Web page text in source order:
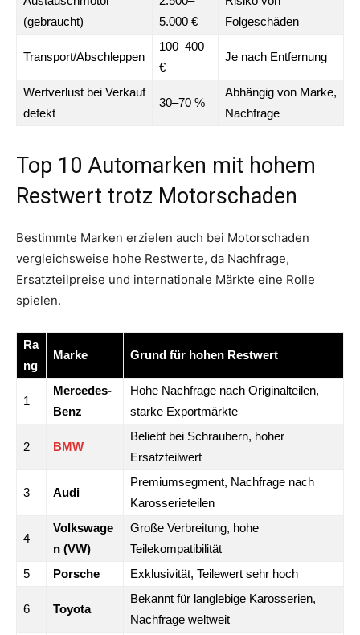
(gebraucht)
5.000 €
Folgeschäden
Transport/Abschleppen
100–400
€
Je nach Entfernung
Wertverlust bei Verkauf
defekt
30–70 %
Abhängig von Marke,
Nachfrage
Top 10 Automarken mit hohem
Restwert trotz Motorschaden
Bestimmte Marken erzielen auch bei Motorschaden
vergleichsweise hohe Restwerte, da Nachfrage,
Ersatzteilpreise und internationale Märkte eine Rolle
spielen.
Ra
ng
Marke Grund für hohen Restwert
1
Mercedes-
Benz
Hohe Nachfrage nach Originalteilen,
starke Exportmärkte
2 BMW
Beliebt bei Schraubern, hoher
Ersatzteilwert
3 Audi
Premiumsegment, Nachfrage nach
Karosserieteilen
4
Volkswage
n (VW)
Große Verbreitung, hohe
Teilekompatibilität
5
Porsche Exklusivität, Teilewert sehr hoch
6 Toyota
Bekannt für langlebige Karosserien,
Nachfrage weltweit